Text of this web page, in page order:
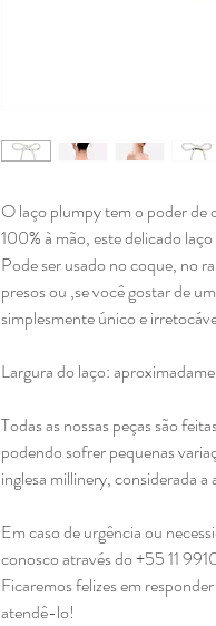
O laço plumpy tem o poder de
100% à mão, este delicado
Pode ser usado no coque, no
presos ou ,se você gostar de
simplesmente único e
Largura do laço:
Todas as nossas peças são
podendo sofrer pequenas
inglesa millinery, considerada
Em caso de urgência ou
conosco através do +55 11
Ficaremos felizes em
atendê-lo!